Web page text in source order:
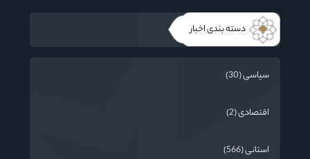
دسته بندی اخبار
سیاسی (30)
اقتصادی (2)
استانی (566)